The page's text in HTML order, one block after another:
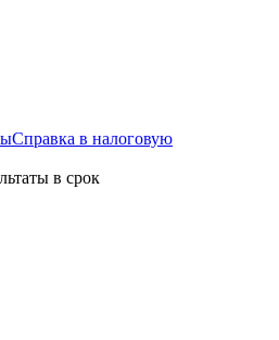
Справка в налоговую
в срок